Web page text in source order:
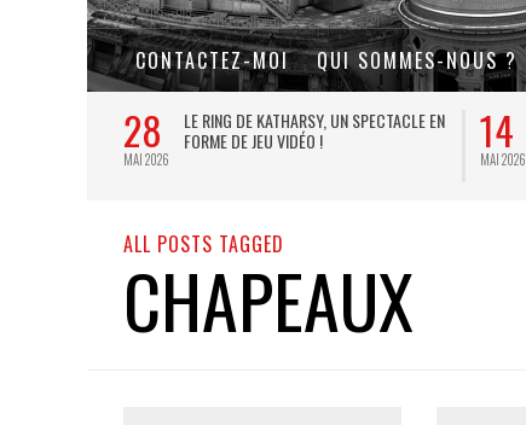
CONTACTEZ-MOI QUI SOMMES-NOUS ?
28
MAI 2026
LE RING DE KATHARSY, UN SPECTACLE EN
FORME DE JEU VIDÉO !
14
MAI 2026
ALL POSTS TAGGED
CHAPEAUX